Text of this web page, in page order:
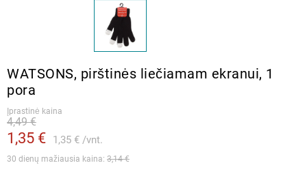
WATSONS, pirštinės liečiamam ekranui, 1
pora
Įprastinė kaina
1,35 € 1,35 € vnt.
4,49 €
30 dienų mažiausia kaina: 3,14 €